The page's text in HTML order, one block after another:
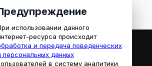
,reklama@mediaryazan.ru
использовании данного
ресурса происходит
и передача поведенческих
персональных данных
в систему аналитики